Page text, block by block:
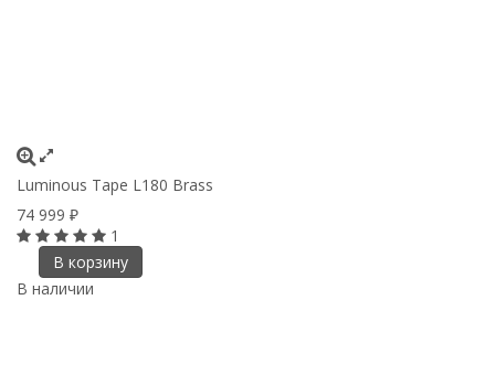
Luminous Tape L180 Brass
74 999 ₽
1
В корзину
В наличии